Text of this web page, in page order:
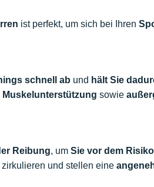
ist perfekt, um sich bei Ihren
schnell ab und hält Sie
Muskelunterstützung sowie
Reibung, um Sie vor dem
und stellen eine